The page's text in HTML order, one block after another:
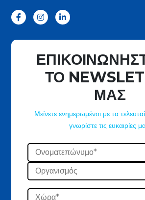
ΤΟ
ΜΑΣ
Μείνετε ενημερωμένοι με τα
γνωρίστε τις ευκαιρίες